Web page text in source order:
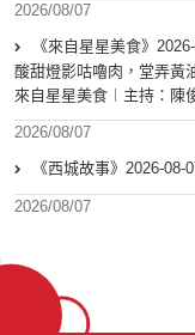
2026/08/07
《來自星星美食》
酸甜燈影咕嚕肉，堂弄黃
來自星星美食︱主持：陳
2026/08/07
《西城故事》2026-
2026/08/07